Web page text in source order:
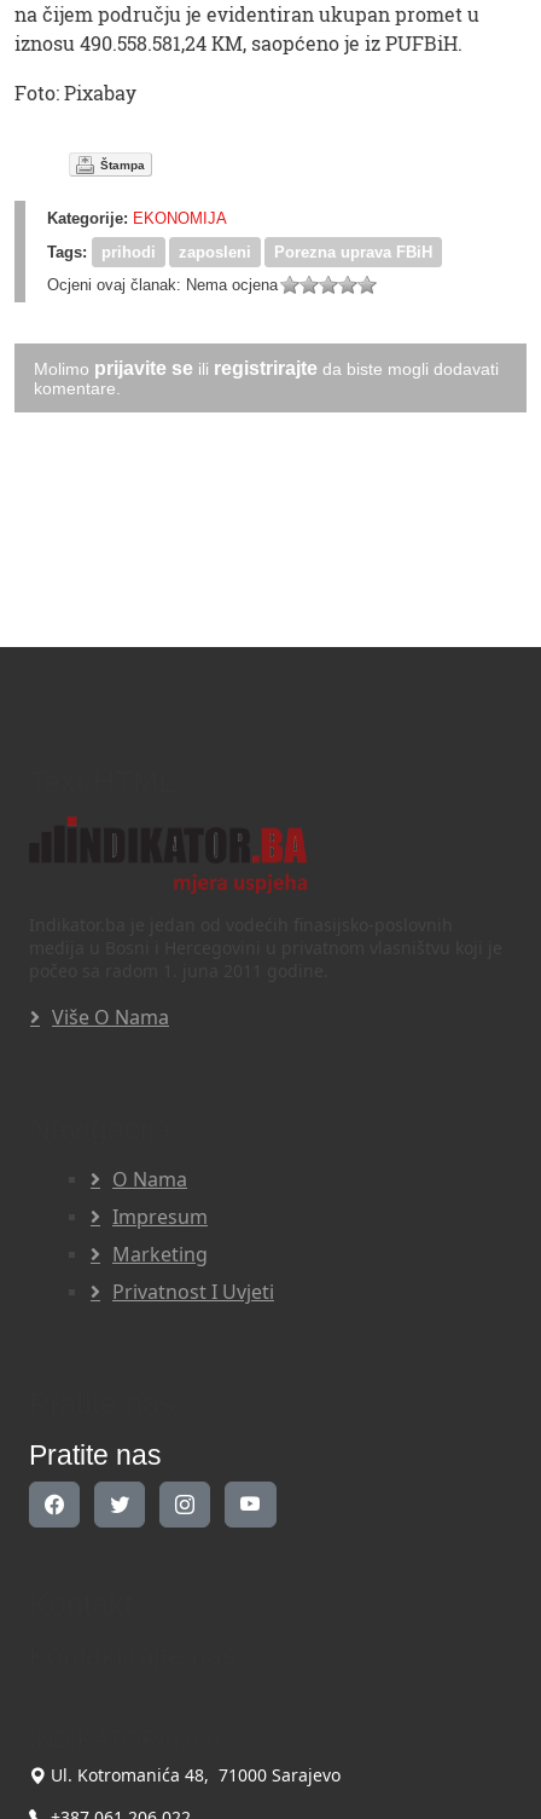
na čijem području je evidentiran ukupan promet u
iznosu 490.558.581,24 KM, saopćeno je iz PUFBiH.
Foto: Pixabay
Štampa
Kategorije: EKONOMIJA
Tags:
prihodi zaposleni
Porezna uprava FBiH
Ocjeni ovaj članak: Nema ocjena
Molimo prijavite se ili registrirajte da biste mogli dodavati
komentare.
Više O Nama
O Nama
Impresum
Marketing
Privatnost I Uvjeti
Pratite nas
Ul. Kotromanića 48, 71000 Sarajevo